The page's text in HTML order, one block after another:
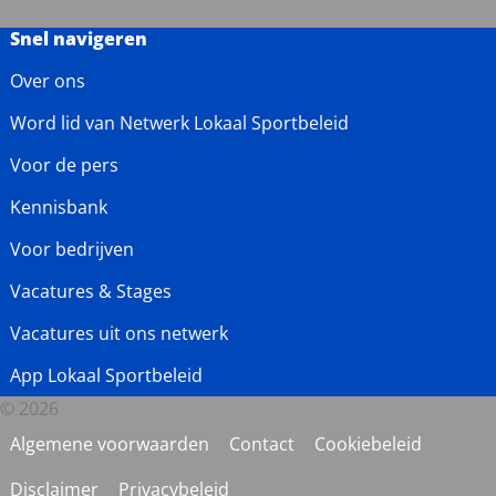
Snel navigeren
Over ons
Word lid van Netwerk Lokaal Sportbeleid
Voor de pers
Kennisbank
Voor bedrijven
Vacatures & Stages
Vacatures uit ons netwerk
App Lokaal Sportbeleid
© 2026
Algemene voorwaarden
Contact
Cookiebeleid
Disclaimer
Privacybeleid